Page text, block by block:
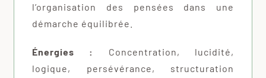
l’organisation des pensées dans une
démarche équilibrée.
Énergies :
Concentration, lucidité,
logique, persévérance, structuration